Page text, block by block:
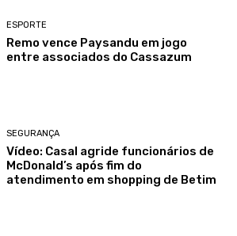
ESPORTE
Remo vence Paysandu em jogo
entre associados do Cassazum
SEGURANÇA
Vídeo: Casal agride funcionários de
McDonald’s após fim do
atendimento em shopping de Betim